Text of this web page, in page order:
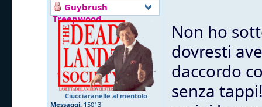
Guybrush
Treepwood
Ciucciaranelle al mentolo
Messaggi: 15013
Non ho
dovresti
daccordo
senza